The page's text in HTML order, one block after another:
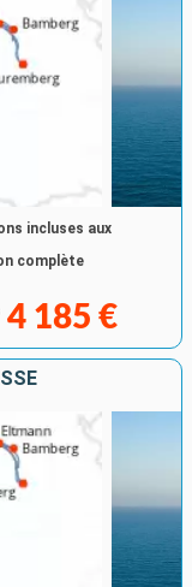
incluses aux
complète
4 185 €